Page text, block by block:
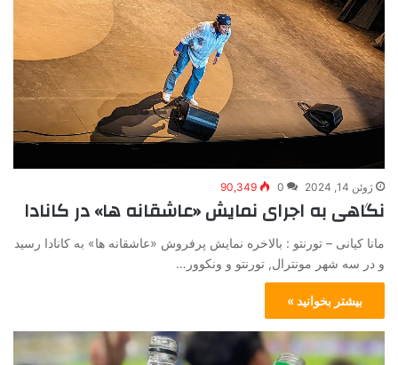
ژوئن 14, 2024 0
90,349
نگاهی به اجرای نمایش «عاشقانه ها» در کانادا
مانا کیانی – تورنتو : بالاخره نمایش پرفروش «عاشقانه ها» به کانادا رسید
و در سه شهر مونترال, تورنتو و ونکوور…
بیشتر بخوانید »